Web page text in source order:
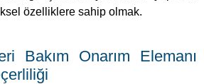
özelliklere sahip olmak.
Bakım Onarım Elemanı